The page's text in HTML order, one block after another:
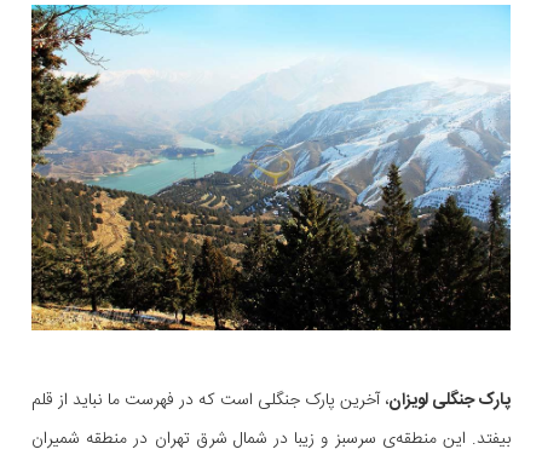
پارک جنگلی لویزان، آخرین پارک جنگلی‌ است که در فهرست ما نباید از قلم
بیفتد. این منطقه‌ی سرسبز و زیبا در شمال شرق تهران در منطقه شمیران